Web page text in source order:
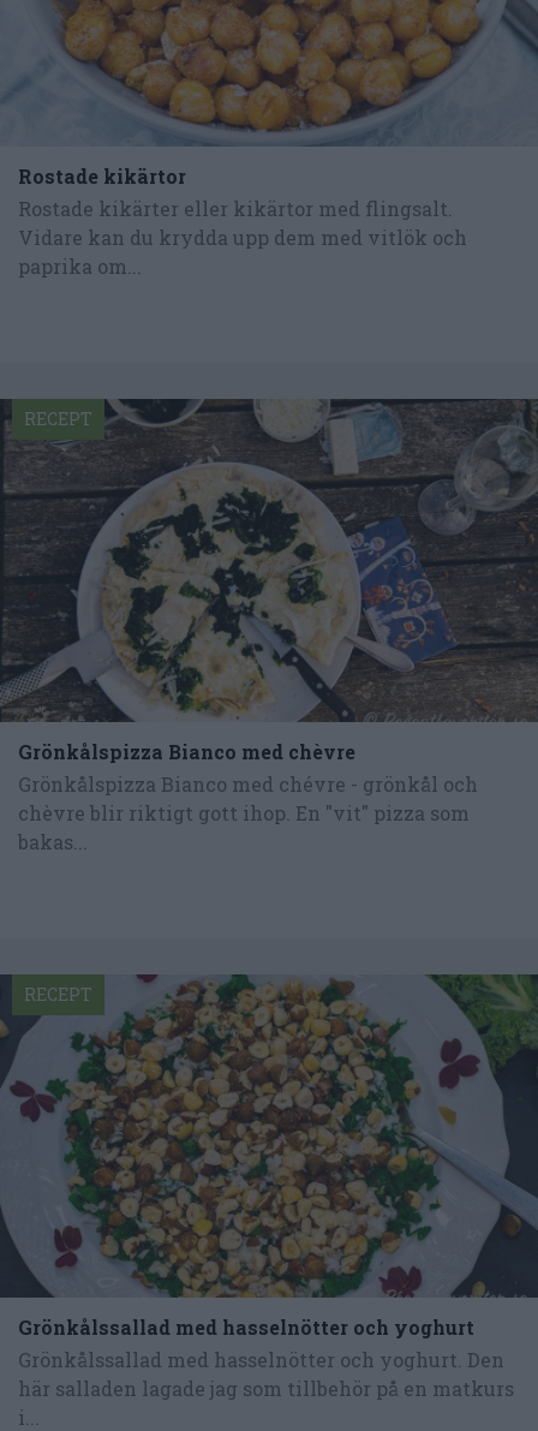
Rostade kikärtor
Rostade kikärter eller kikärtor med flingsalt.
Vidare kan du krydda upp dem med vitlök och
paprika om...
Grönkålspizza Bianco med chèvre
Grönkålspizza Bianco med chévre - grönkål och
chèvre blir riktigt gott ihop. En "vit" pizza som
bakas...
RECEPT
Grönkålssallad med hasselnötter och yoghurt
Grönkålssallad med hasselnötter och yoghurt. Den
här salladen lagade jag som tillbehör på en matkurs
i...
RECEPT